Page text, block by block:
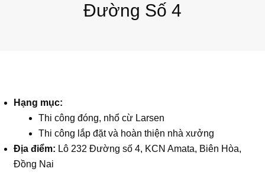
Đường Số 4
Hạng mục:
Thi công đóng, nhổ cừ Larsen
Thi công lắp đặt và hoàn thiện nhà xưởng
Địa điểm: Lô 232 Đường số 4, KCN Amata, Biên Hòa,
Đồng Nai